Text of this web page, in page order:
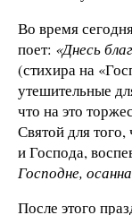
Во время
поет: «Днесь
(стихира на
утешительные
что на это
Святой для того,
и Господа,
Господне,
После этого